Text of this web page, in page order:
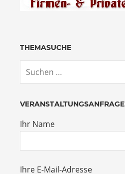
THEMASUCHE
VERANSTALTUNGSANFRAGE
Ihr Name
Ihre E-Mail-Adresse